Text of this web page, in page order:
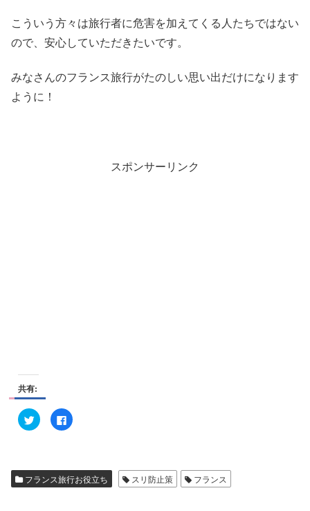
こういう方々は旅行者に危害を加えてくる人たちではない
ので、安心していただきたいです。
みなさんのフランス旅行がたのしい思い出だけになります
ように！
スポンサーリンク
共有:
ク
リ
w
i
F
a
k
で
フランス旅行お役立ち スリ防止策 フランス